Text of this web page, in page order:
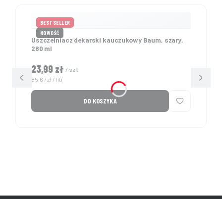
BESTSELLER
NOWOŚĆ
Uszczelniacz dekarski kauczukowy Baum, szary,
280 ml
Cena
23,99 zł / szt
Cena jednostkowa
85,67 zł / litr
DO KOSZYKA